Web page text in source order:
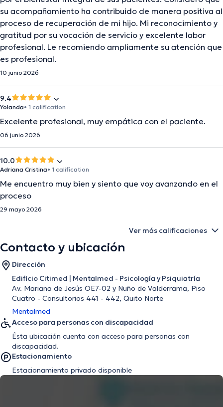
su acompañamiento ha contribuido de manera positiva al
proceso de recuperación de mi hijo. Mi reconocimiento y
gratitud por su vocación de servicio y excelente labor
profesional. Le recomiendo ampliamente su atención que
es profesional.
10 junio 2026
9.4
Yolanda• 1 calification
Excelente profesional, muy empática con el paciente.
06 junio 2026
10.0
Adriana Cristina• 1 calification
Me encuentro muy bien y siento que voy avanzando en el
proceso
29 mayo 2026
Ver más calificaciones
Contacto y ubicación
Dirección
Edificio Citimed | Mentalmed - Psicología y Psiquiatría
Av. Mariana de Jesús OE7-02 y Nuño de Valderrama, Piso
Cuatro - Consultorios 441 - 442, Quito Norte
Mentalmed
Acceso para personas con discapacidad
Ésta ubicación cuenta con acceso para personas con
discapacidad.
Estacionamiento
Estacionamiento privado disponible